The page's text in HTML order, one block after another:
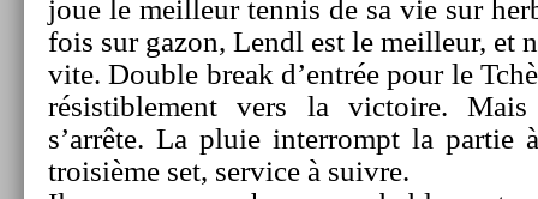
joue le meil­leur ten­nis de sa vie sur
fois sur gazon, Lendl est le meil­leur, et
vite. Doub­le break d’entrée pour le
résis­tible­ment vers la vic­toire.
s’arrête. La pluie in­ter­rompt la par­tie
troisiè­me set, ser­vice à suiv­re.